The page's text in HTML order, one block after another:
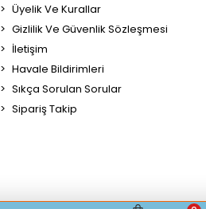
Üyelik Ve Kurallar
Gizlilik Ve Güvenlik Sözleşmesi
İletişim
Havale Bildirimleri
Sıkça Sorulan Sorular
Sipariş Takip